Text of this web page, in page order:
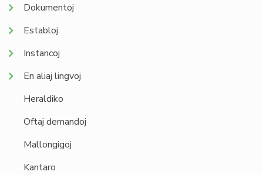
Dokumentoj
Establoj
Instancoj
En aliaj lingvoj
Heraldiko
Oftaj demandoj
Mallongigoj
Kantaro